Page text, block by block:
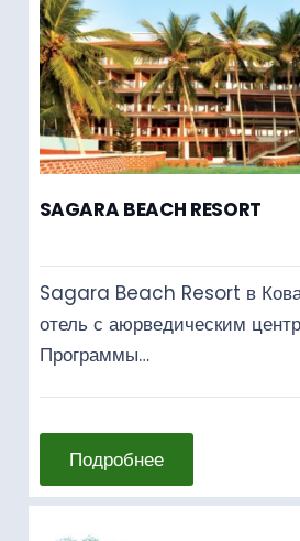
SAGARA BEACH RESORT
Sagara Beach Resort в
отель с аюрведическим
Программы…
Подробнее